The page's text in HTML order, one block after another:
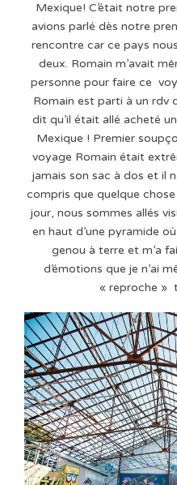
Mexique! C’était notre
avions parlé dès notre
rencontre car ce pays
deux. Romain m’avait
personne pour faire ce
Romain est parti à un rdv
dit qu’il était allé acheté
Mexique ! Premier
voyage Romain était
jamais son sac à dos et il
compris que quelque
jour, nous sommes allés
en haut d’une pyramide
genou à terre et m’a
d’émotions que je n’ai
« reproche »